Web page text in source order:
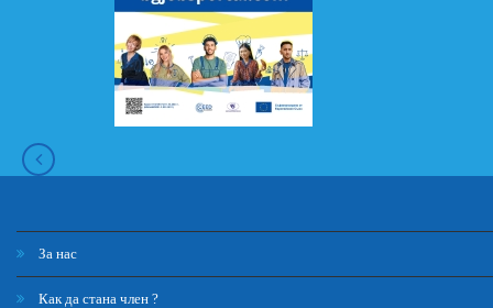
За нас
Как да стана член ?